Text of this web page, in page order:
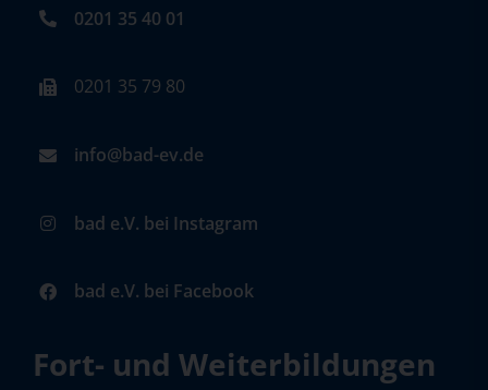
0201 35 40 01
0201 35 79 80
info@bad-ev.de
bad e.V. bei Instagram
bad e.V. bei Facebook
Fort- und Weiterbildungen